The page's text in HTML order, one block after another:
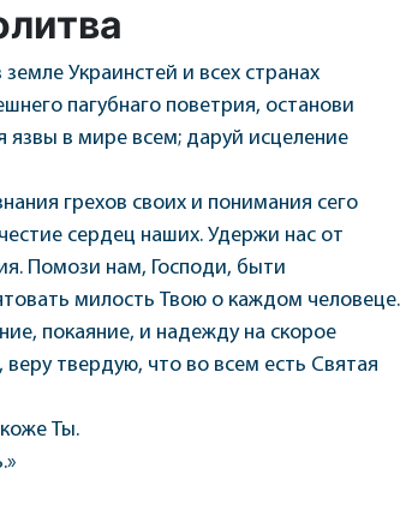
Украинстей и всех странах
пагубнаго поветрия, останови
язвы в мире всем; даруй исцеление
грехов своих и понимания сего
сердец наших. Удержи нас от
Помози нам, Господи, быти
милость Твою о каждом человеце.
покаяние, и надежду на скорое
твердую, что во всем есть Святая
Ты.